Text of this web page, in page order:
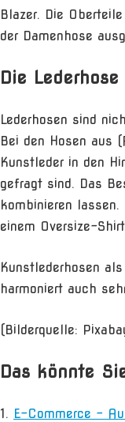
Blazer. Die
der Damenhose
Die Lederhose
Lederhosen sind
Bei den Hosen aus
Kunstleder in den
gefragt sind. Das
kombinieren
einem Oversize-
Kunstlederhosen
harmoniert auch
(Bilderquelle:
Das könnte
E-Commerce –